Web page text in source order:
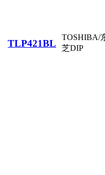
TLP421BL
TOSHIBA/
芝DIP